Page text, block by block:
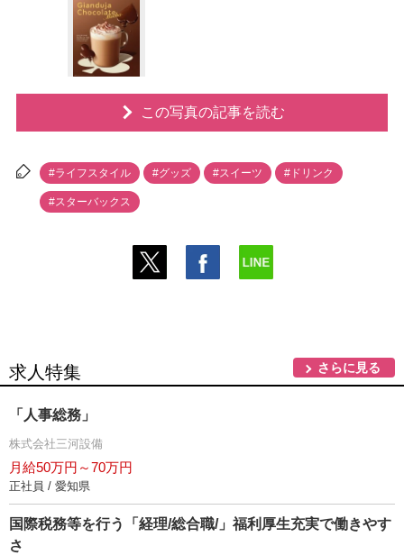
この写真の記事を読む
#ライフスタイル #グッズ #スイーツ #ドリンク
#スターバックス
求人特集 さらに見る
「人事総務」
株式会社三河設備
月給50万円～70万円
正社員 / 愛知県
国際税務等を行う「経理/総合職/」福利厚生充実で働きやす
さ